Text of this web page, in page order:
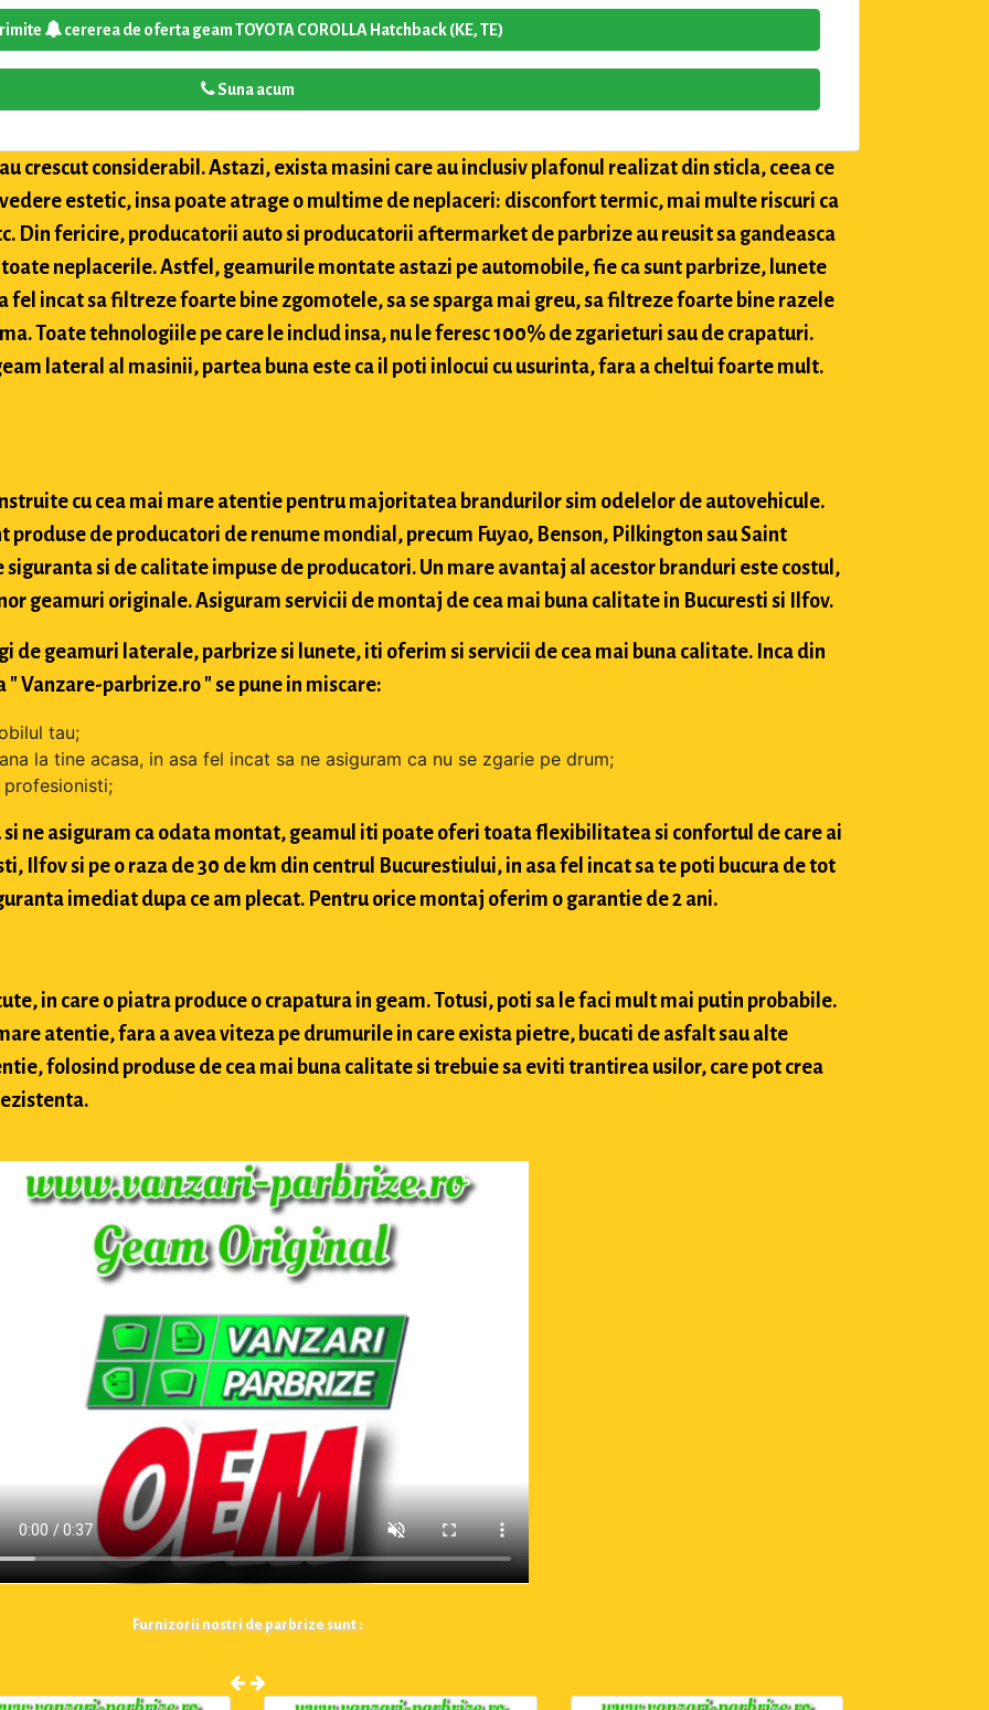
cererea de oferta geam TOYOTA COROLLA Hatchback (KE, TE)
Suna acum
crescut considerabil. Astazi, exista masini care au inclusiv plafonul realizat din sticla, ceea ce
estetic, insa poate atrage o multime de neplaceri: disconfort termic, mai multe riscuri ca
Din fericire, producatorii auto si producatorii aftermarket de parbrize au reusit sa gandeasca
neplacerile. Astfel, geamurile montate astazi pe automobile, fie ca sunt parbrize, lunete
fel incat sa filtreze foarte bine zgomotele, sa se sparga mai greu, sa filtreze foarte bine razele
Toate tehnologiile pe care le includ insa, nu le feresc 100% de zgarieturi sau de crapaturi.
lateral al masinii, partea buna este ca il poti inlocui cu usurinta, fara a cheltui foarte mult.
cu cea mai mare atentie pentru majoritatea brandurilor sim odelelor de autovehicule.
produse de producatori de renume mondial, precum Fuyao, Benson, Pilkington sau Saint
si de calitate impuse de producatori. Un mare avantaj al acestor branduri este costul,
geamuri originale. Asiguram servicii de montaj de cea mai buna calitate in Bucuresti si Ilfov.
de geamuri laterale, parbrize si lunete, iti oferim si servicii de cea mai buna calitate. Inca din
Vanzare-parbrize.ro " se pune in miscare:
tau;
la tine acasa, in asa fel incat sa ne asiguram ca nu se zgarie pe drum;
ne asiguram ca odata montat, geamul iti poate oferi toata flexibilitatea si confortul de care ai
Ilfov si pe o raza de 30 de km din centrul Bucurestiului, in asa fel incat sa te poti bucura de tot
imediat dupa ce am plecat. Pentru orice montaj oferim o garantie de 2 ani.
in care o piatra produce o crapatura in geam. Totusi, poti sa le faci mult mai putin probabile.
atentie, fara a avea viteza pe drumurile in care exista pietre, bucati de asfalt sau alte
folosind produse de cea mai buna calitate si trebuie sa eviti trantirea usilor, care pot crea
Furnizorii nostri de parbrize sunt :